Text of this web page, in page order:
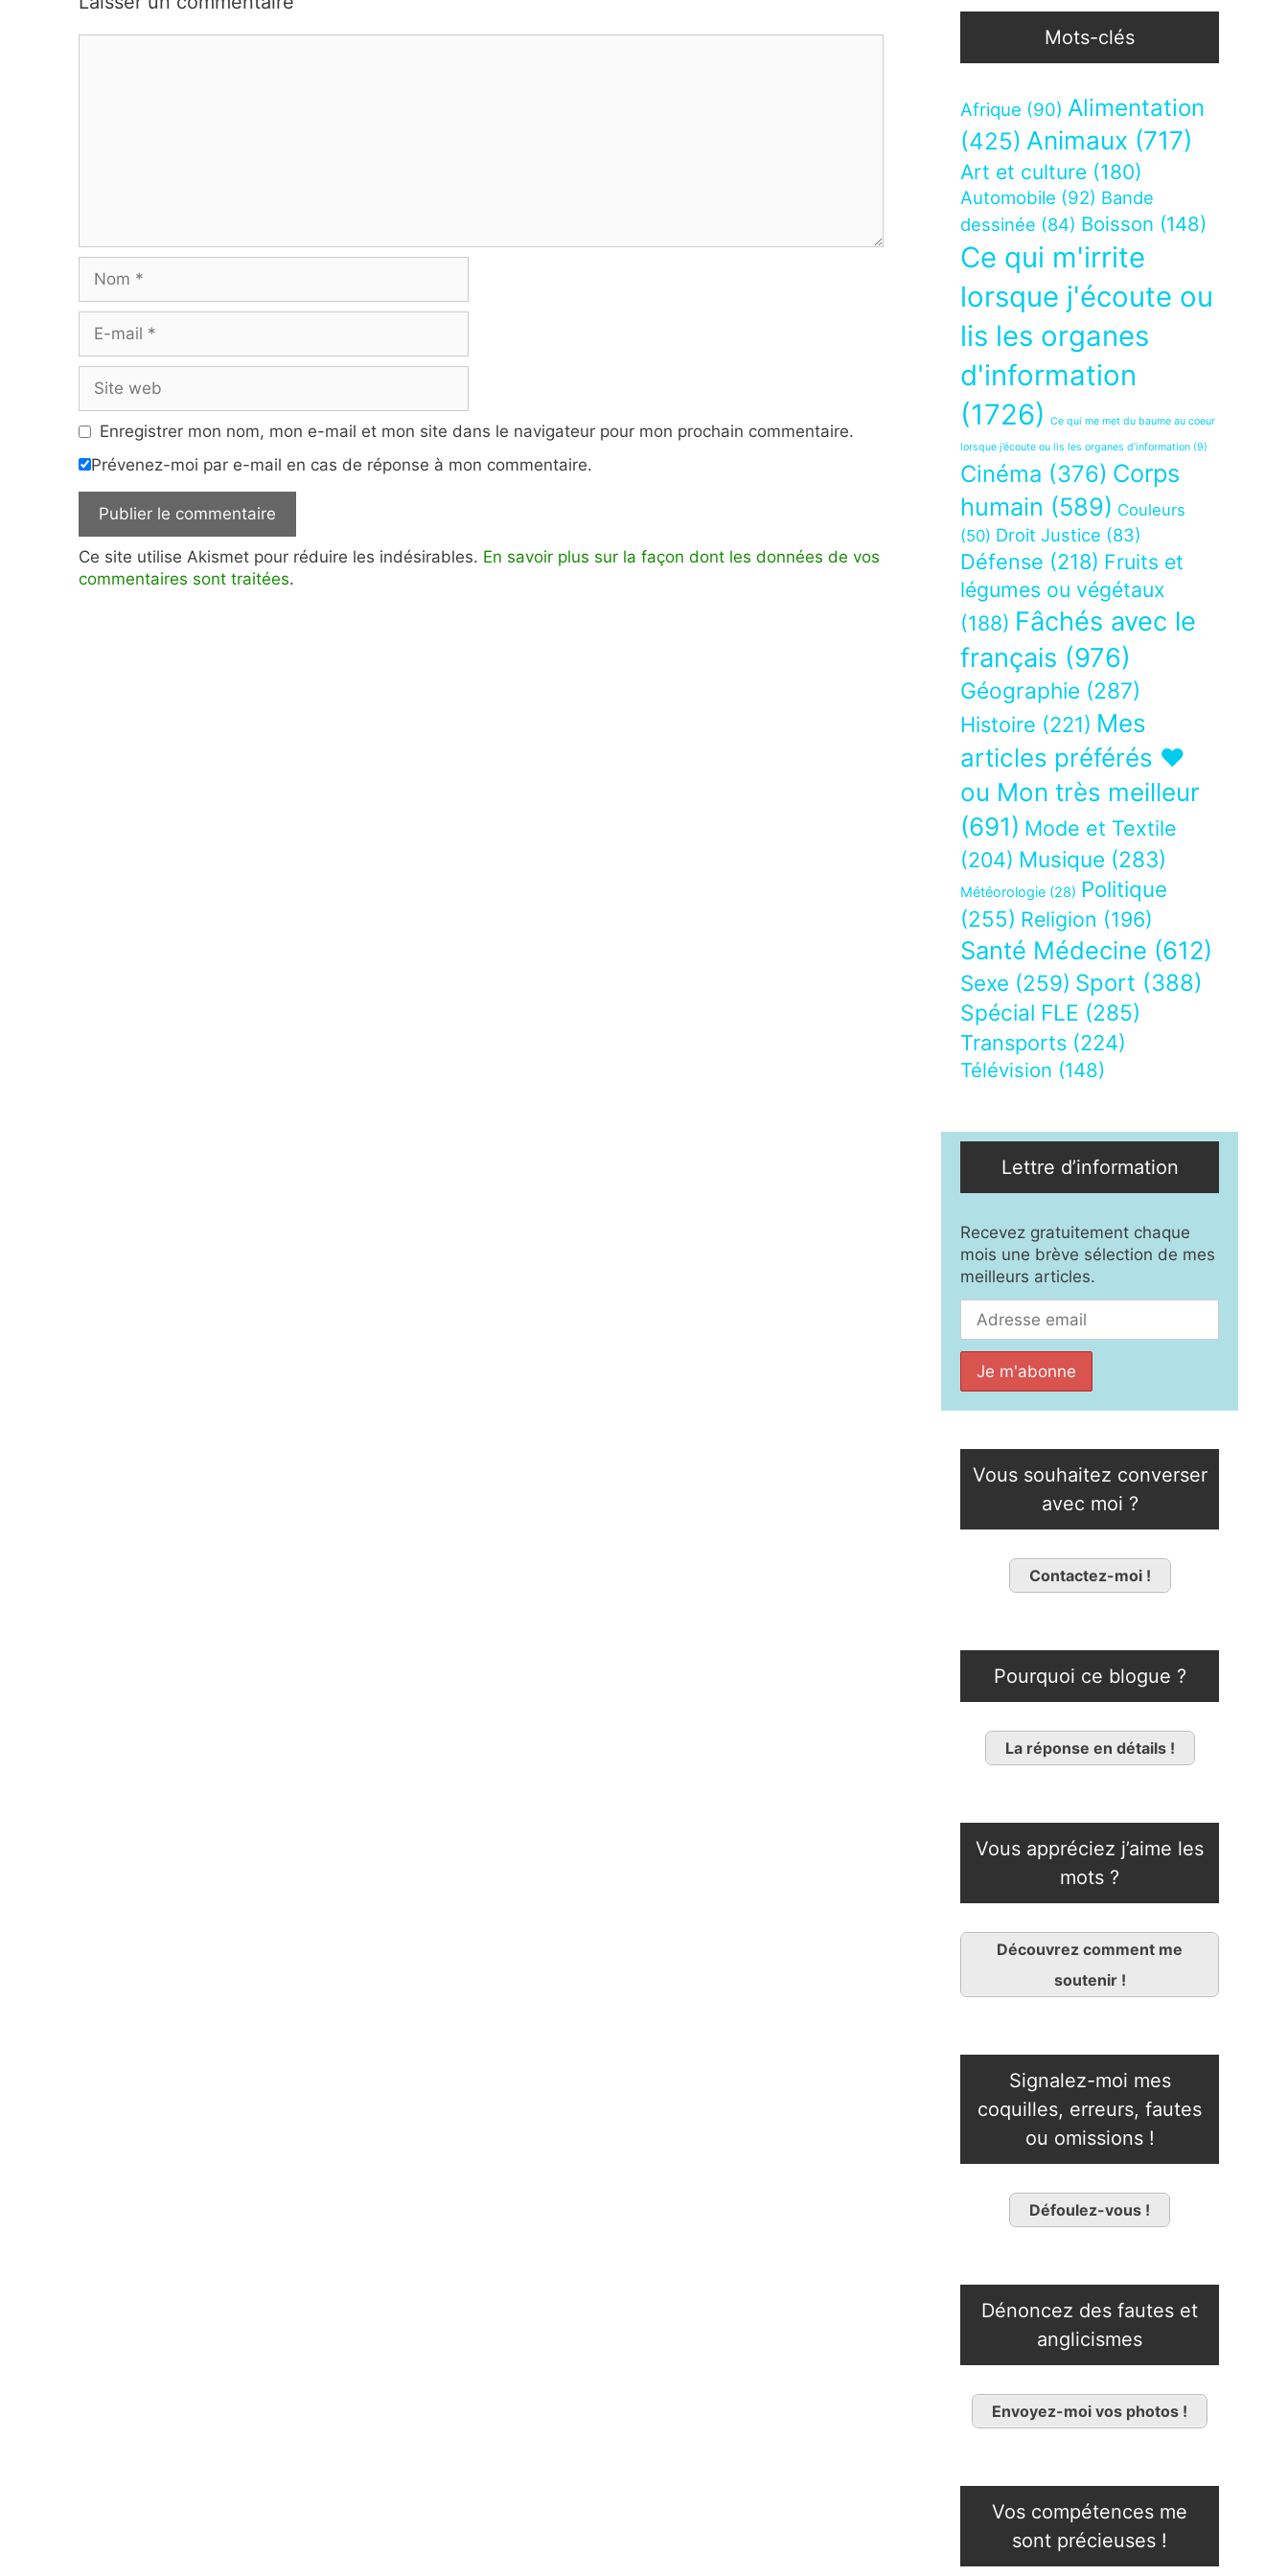
mail
web
Enregistrer mon nom, mon e-mail et mon site dans le navigateur pour mon prochain commentaire.
Prévenez-moi par e-mail en cas de réponse à mon commentaire.
Ce site utilise Akismet pour réduire les indésirables. En savoir plus sur la façon dont les données de vos
commentaires sont traitées.
Mots-clés
Afrique (90) Alimentation
(425) Animaux (717)
Art et culture (180)
Automobile (92) Bande
dessinée (84) Boisson (148)
Ce qui m'irrite
lorsque j'écoute ou
lis les organes
d'information
(1726)
Ce qui me met du baume au coeur
lorsque j’écoute ou lis les organes d’information (9)
Cinéma (376) Corps
humain (589) Couleurs
(50) Droit Justice (83)
Défense (218) Fruits et
légumes ou végétaux
(188) Fâchés avec le
français (976)
Géographie (287)
Histoire (221) Mes
articles préférés ❤
ou Mon très meilleur
(691) Mode et Textile
(204) Musique (283)
Météorologie (28) Politique
(255) Religion (196)
Santé Médecine (612)
Sexe (259) Sport (388)
Spécial FLE (285)
Transports (224)
Télévision (148)
Lettre d’information
Recevez gratuitement chaque
mois une brève sélection de mes
meilleurs articles.
Vous souhaitez converser
avec moi ?
Contactez-moi !
Pourquoi ce blogue ?
La réponse en détails !
Vous appréciez j’aime les
mots ?
Découvrez comment me
soutenir !
Signalez-moi mes
coquilles, erreurs, fautes
ou omissions !
Défoulez-vous !
Dénoncez des fautes et
anglicismes
Envoyez-moi vos photos !
Vos compétences me
sont précieuses !